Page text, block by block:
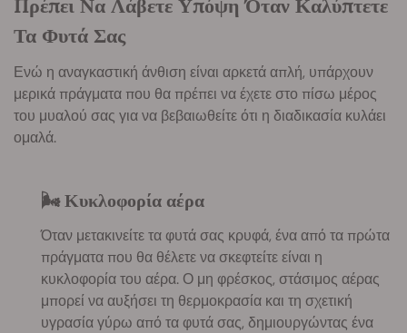
Πρέπει Να Λάβετε Υπόψη Όταν Καλύπτετε
Τα Φυτά Σας
Ενώ η αναγκαστική άνθιση είναι αρκετά απλή, υπάρχουν
μερικά πράγματα που θα πρέπει να έχετε στο πίσω μέρος
του μυαλού σας για να βεβαιωθείτε ότι η διαδικασία κυλάει
ομαλά.
🌬️ Κυκλοφορία αέρα
Όταν μετακινείτε τα φυτά σας κρυφά, ένα από τα πρώτα
πράγματα που θα θέλετε να σκεφτείτε είναι η
κυκλοφορία του αέρα. Ο μη φρέσκος, στάσιμος αέρας
μπορεί να αυξήσει τη θερμοκρασία και τη σχετική
υγρασία γύρω από τα φυτά σας, δημιουργώντας ένα